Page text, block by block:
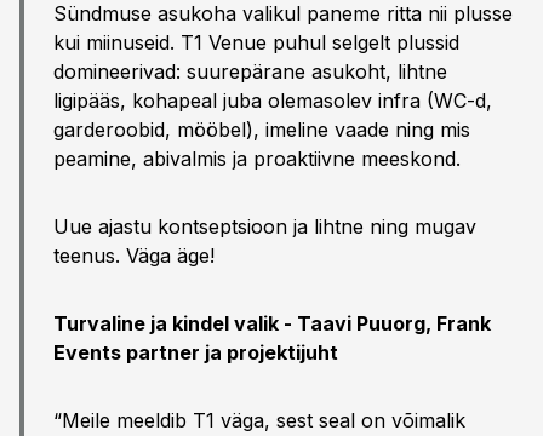
Sündmuse asukoha valikul paneme ritta nii plusse
kui miinuseid. T1 Venue puhul selgelt plussid
domineerivad: suurepärane asukoht, lihtne
ligipääs, kohapeal juba olemasolev infra (WC-d,
garderoobid, mööbel), imeline vaade ning mis
peamine, abivalmis ja proaktiivne meeskond.
Uue ajastu kontseptsioon ja lihtne ning mugav
teenus. Väga äge!
Turvaline ja kindel valik - Taavi Puuorg, Frank
Events partner ja projektijuht
“Meile meeldib T1 väga, sest seal on võimalik